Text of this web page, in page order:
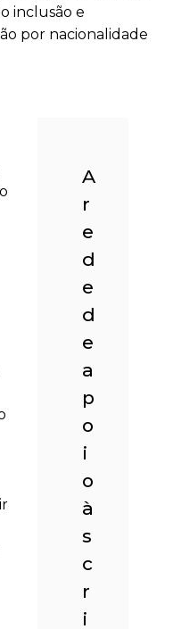
inclusão e
por nacionalidade
A
r
e
d
e
d
e
a
p
o
i
o
à
s
c
r
i